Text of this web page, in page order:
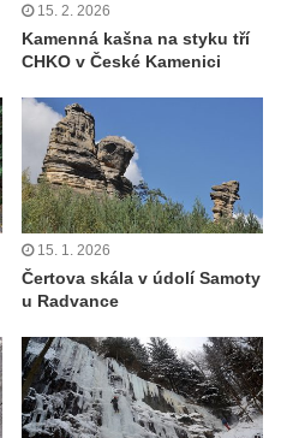
15. 2. 2026
Kamenná kašna na styku tří
CHKO v České Kamenici
15. 1. 2026
Čertova skála v údolí Samoty
u Radvance